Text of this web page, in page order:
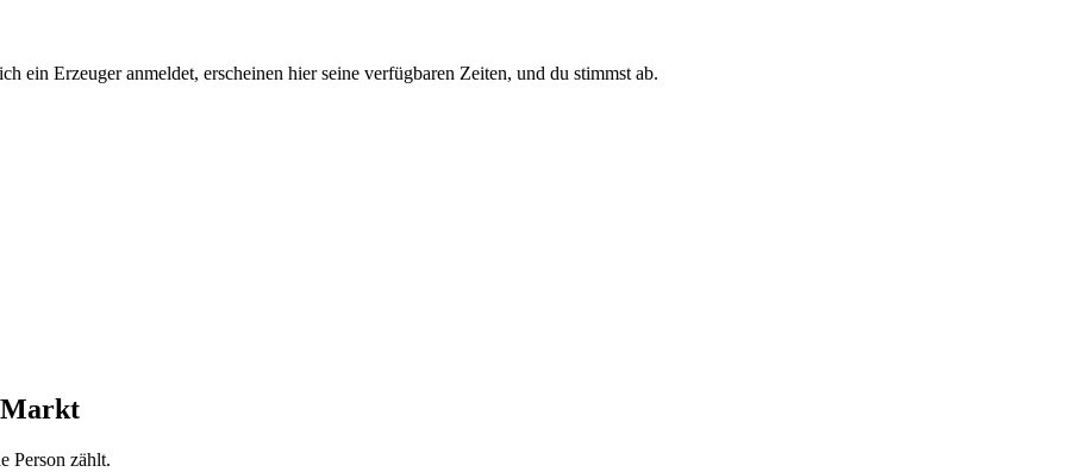
Erzeuger anmeldet, erscheinen hier seine verfügbaren Zeiten, und du stimmst ab.
Markt
Person zählt.